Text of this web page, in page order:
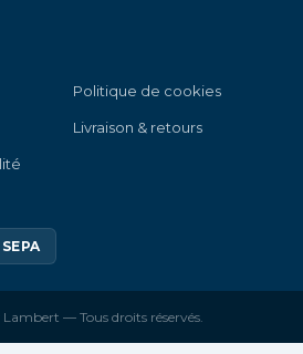
Politique de cookies
Livraison & retours
SEPA
— Tous droits réservés.